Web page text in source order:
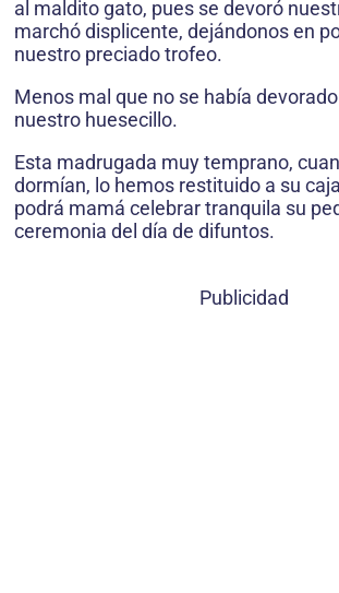
al maldito gato, pues se devoró
marchó displicente, dejándonos en
nuestro preciado trofeo.
Menos mal que no se había
nuestro huesecillo.
Esta madrugada muy temprano,
dormían, lo hemos restituido a su
podrá mamá celebrar tranquila su
ceremonia del día de difuntos.
Publicidad